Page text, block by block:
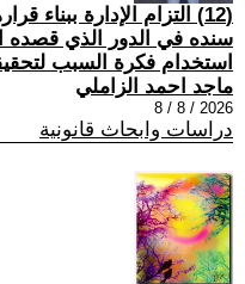
(12) التزام الإدارة
سنده في الدور الذي قصده
استخدام فكرة السبب
ماجد احمد الزاملي
2026 / 8 / 8
دراسات وابحاث قانونية